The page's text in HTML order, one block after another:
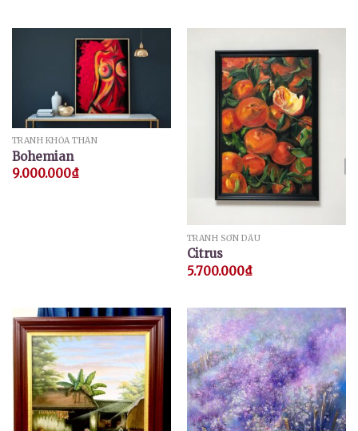
TRANH KHỎA THÂN
Bohemian
9.000.000₫
TRANH SƠN DẦU
Citrus
5.700.000₫